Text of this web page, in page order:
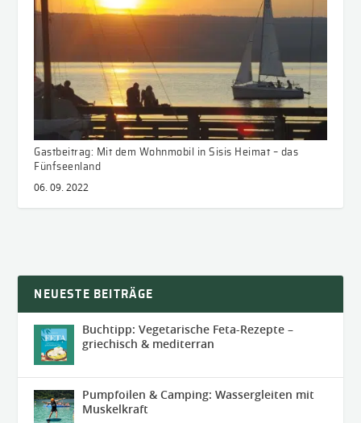
Gastbeitrag: Mit dem Wohnmobil in Sisis Heimat – das
Fünfseenland
06. 09. 2022
NEUESTE BEITRÄGE
Buchtipp: Vegetarische Feta-Rezepte –
griechisch & mediterran
Pumpfoilen & Camping: Wassergleiten mit
Muskelkraft